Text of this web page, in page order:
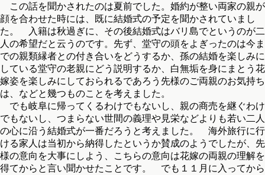
この話を聞かされたのは夏前でした。婚約が整い両家の親が
顔を合わせた時には、既に結婚式の予定を聞かされていまし
た。 入籍は秋過ぎに、その後結婚式はバリ島でというのが二
人の希望だと云うのです。先ず、堂守の頭をよぎったのは今ま
での親類縁者との付き合いをどうするか、孫の結婚を楽しみに
している堂守の老親にどう説明するか、白無垢を身にまとう花
嫁姿を楽しみにしておられるであろう先様のご両親のお気持ち
は、などと幾つものことを考えました。
でも岐阜に帰ってくるわけでもないし、親の商売を継ぐわけ
でもないし、つまらない世間の義理や見栄などよりも若い二人
の心に沿う結婚式が一番だろうと考えました。 海外旅行に行
ける家人は当初から納得したというか賛成のようでしたが、先
様の意向を大事にしよう、こちらの意向は花嫁の両親の理解を
得てからと言い聞かせたことです。 でも１１月に入ってから